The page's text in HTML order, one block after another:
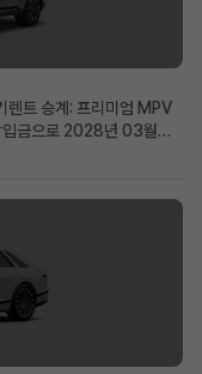
렌트 승계: 프리미엄 MPV
금으로 2028년 03월까
마트 커넥트와 KRELL 프